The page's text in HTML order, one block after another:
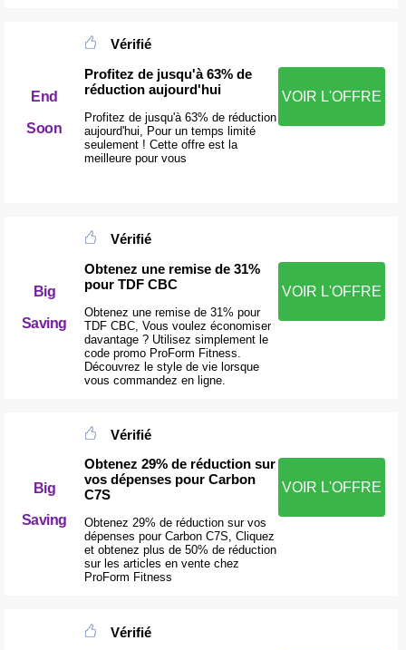
End
Soon
Vérifié
Profitez de jusqu'à 63% de
réduction aujourd'hui
Profitez de jusqu'à 63% de réduction
aujourd'hui, Pour un temps limité
seulement ! Cette offre est la
meilleure pour vous
VOIR L'OFFRE
Big
Saving
Vérifié
Obtenez une remise de 31%
pour TDF CBC
Obtenez une remise de 31% pour
TDF CBC, Vous voulez économiser
davantage ? Utilisez simplement le
code promo ProForm Fitness.
Découvrez le style de vie lorsque
vous commandez en ligne.
VOIR L'OFFRE
Big
Saving
Vérifié
Obtenez 29% de réduction sur
vos dépenses pour Carbon
C7S
Obtenez 29% de réduction sur vos
dépenses pour Carbon C7S, Cliquez
et obtenez plus de 50% de réduction
sur les articles en vente chez
ProForm Fitness
VOIR L'OFFRE
Vérifié